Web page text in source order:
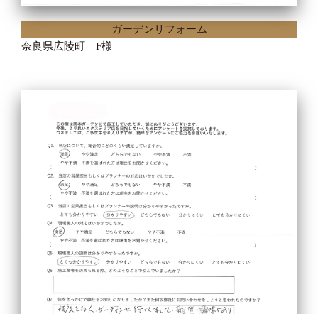
ガーデンリフォーム
奈良県広陵町 F様